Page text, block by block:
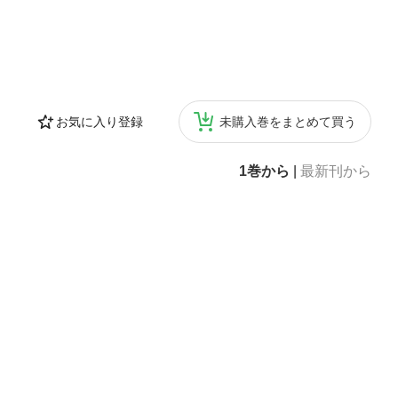
お気に入り登録 未購入巻をまとめて買う
1巻から 最新刊から